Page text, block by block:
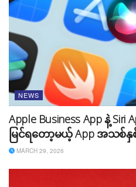
NEWS
Apple Business App နဲ့
မြင်ရတော့မယ့် App အသစ်နှ
MARCH 29, 2026